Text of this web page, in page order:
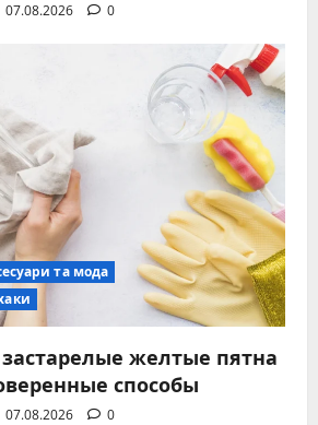
07.08.2026 0
та мода
желтые пятна
способы
07.08.2026 0